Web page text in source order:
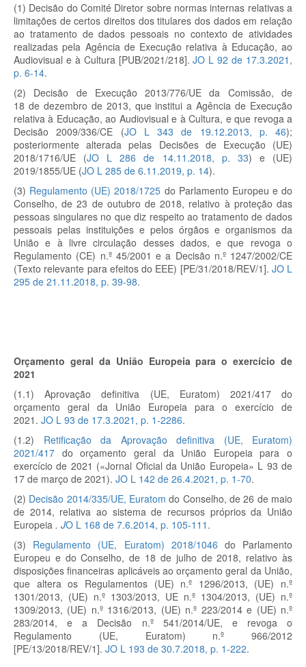
(1) Decisão do Comité Diretor sobre normas internas relativas a
limitações de certos direitos dos titulares dos dados em relação
ao tratamento de dados pessoais no contexto de atividades
realizadas pela Agência de Execução relativa à Educação, ao
Audiovisual e à Cultura [PUB/2021/218].JO L 92 de 17.3.2021,
p. 6-14.
(2) Decisão de Execução 2013/776/UE da Comissão, de
18 de dezembro de 2013, que institui a Agência de Execução
relativa à Educação, ao Audiovisual e à Cultura, e que revoga a
Decisão 2009/336/CE (JO L 343 de 19.12.2013, p. 46);
posteriormente alterada pelas Decisões de Execução (UE)
2018/1716/UE (JO L 286 de 14.11.2018, p. 33) e (UE)
2019/1855/UE (JO L 285 de 6.11.2019, p. 14).
(3) Regulamento (UE) 2018/1725 do Parlamento Europeu e do
Conselho, de 23 de outubro de 2018, relativo à proteção das
pessoas singulares no que diz respeito ao tratamento de dados
pessoais pelas instituições e pelos órgãos e organismos da
União e à livre circulação desses dados, e que revoga o
Regulamento (CE) n.º 45/2001 e a Decisão n.º 1247/2002/CE
(Texto relevante para efeitos do EEE) [PE/31/2018/REV/1]. JO L
295 de 21.11.2018, p. 39-98.
Orçamento geral da União Europeia para o exercício de
2021
(1.1) Aprovação definitiva (UE, Euratom) 2021/417 do
orçamento geral da União Europeia para o exercício de
2021. JO L 93 de 17.3.2021, p. 1-2286.
(1.2) Retificação da Aprovação definitiva (UE, Euratom)
2021/417 do orçamento geral da União Europeia para o
exercício de 2021 («Jornal Oficial da União Europeia» L 93 de
17 de março de 2021). JO L 142 de 26.4.2021, p. 1-70.
(2) Decisão 2014/335/UE, Euratom do Conselho, de 26 de maio
de 2014, relativa ao sistema de recursos próprios da União
Europeia . JO L 168 de 7.6.2014, p. 105-111 .
(3) Regulamento (UE, Euratom) 2018/1046 do Parlamento
Europeu e do Conselho, de 18 de julho de 2018, relativo às
disposições financeiras aplicáveis ao orçamento geral da União,
que altera os Regulamentos (UE) n.º 1296/2013, (UE) n.º
1301/2013, (UE) n.º 1303/2013, UE n.º 1304/2013, (UE) n.º
1309/2013, (UE) n.º 1316/2013, (UE) n.º 223/2014 e (UE) n.º
283/2014, e a Decisão n.º 541/2014/UE, e revoga o
Regulamento (UE, Euratom) n.º 966/2012
[PE/13/2018/REV/1]. JO L 193 de 30.7.2018, p. 1-222.